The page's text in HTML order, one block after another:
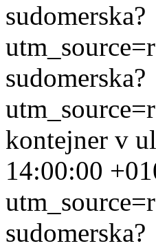
sudomerska?
sudomerska?
kontejner v
14:00:00
sudomerska?